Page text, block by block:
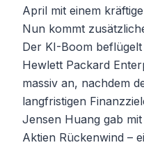
April mit einem
Nun kommt
Der KI-Boom
Hewlett Packard
massiv an, nachdem
langfristigen
Jensen Huang gab
Aktien Rückenwind –